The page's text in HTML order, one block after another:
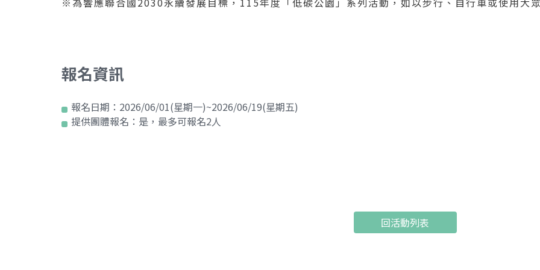
報名資訊
報名日期： 2026/06/01(星期一)~2026/06/19(星期五)
提供團體報名： 是，最多可報名2人
回活動列表